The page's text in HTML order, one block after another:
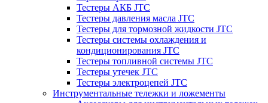
Тестеры АКБ JTC
Тестеры давления масла JTC
Тестеры для тормозной жидкости JTC
Тестеры системы охлаждения и
кондиционирования JTC
Тестеры топливной системы JTC
Тестеры утечек JTC
Тестеры электроцепей JTC
Инструментальные тележки и ложементы